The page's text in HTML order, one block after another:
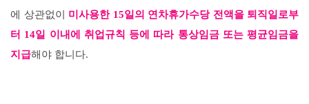
에 상관없이 미사용한 15일의 연차휴가수당 전액을 퇴직일로부
터 14일 이내에 취업규칙 등에 따라 통상임금 또는 평균임금을
지급해야 합니다.